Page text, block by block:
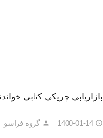
بازاریابی چریکی کتابی
1400-01-14 گروه فراسو